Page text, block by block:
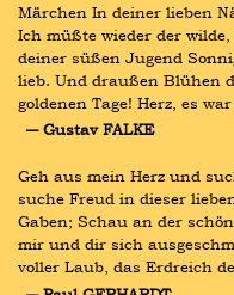
Märchen In deiner lieben
Ich müßte wieder der
deiner süßen Jugend
lieb. Und draußen Blühen
goldenen Tage! Herz, es
― Gustav FALKE
Geh aus mein Herz und
suche Freud in dieser
Gaben; Schau an der
mir und dir sich
voller Laub, das Erdreich